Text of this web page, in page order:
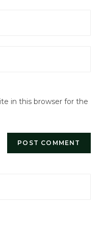
in this browser for the